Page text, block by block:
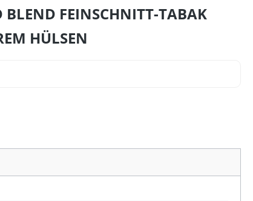
BLEND FEINSCHNITT-TABAK
HÜLSEN